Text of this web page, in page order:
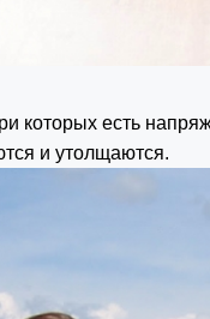
которых есть
и утолщаются.